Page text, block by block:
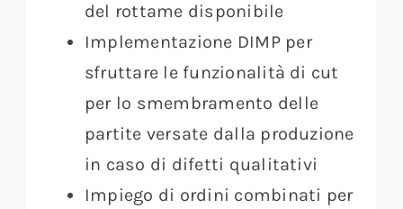
del rottame disponibile
Implementazione DIMP per
sfruttare le funzionalità di cut
per lo smembramento delle
partite versate dalla produzione
in caso di difetti qualitativi
Impiego di ordini combinati per